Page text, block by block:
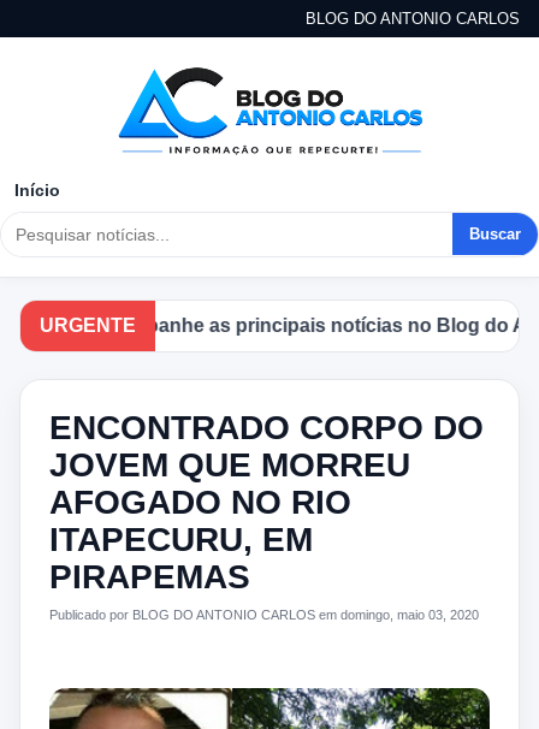
BLOG DO ANTONIO CARLOS
Início
Buscar
URGENTE
Acompanhe as principais notícias no Blog do
ENCONTRADO CORPO DO
JOVEM QUE MORREU
AFOGADO NO RIO
ITAPECURU, EM
PIRAPEMAS
Publicado por BLOG DO ANTONIO CARLOS em domingo, maio 03, 2020